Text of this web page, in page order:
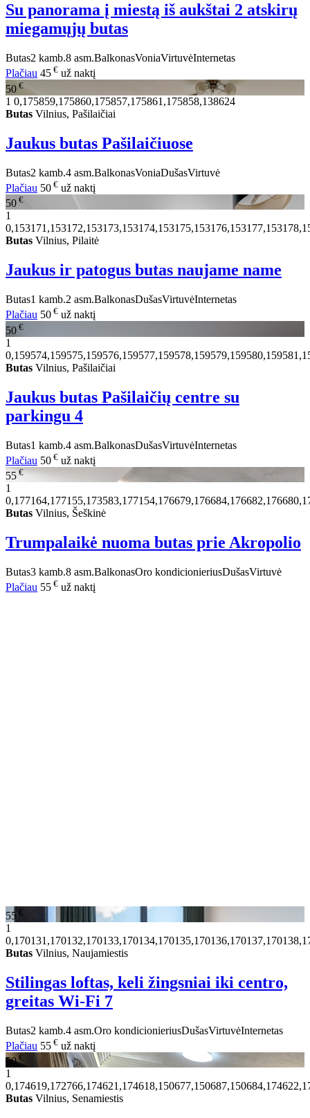
Su panorama į miestą iš aukštai 2 atskirų
miegamųjų butas
Butas2 kamb.8 asm.BalkonasVoniaVirtuvėInternetas
Plačiau 45 € už naktį
50 €
1 0,175859,175860,175857,175861,175858,138624
Butas Vilnius, Pašilaičiai
Jaukus butas Pašilaičiuose
Butas2 kamb.4 asm.BalkonasVoniaDušasVirtuvė
Plačiau 50 € už naktį
50 €
1
Butas Vilnius, Pilaitė
Jaukus ir patogus butas naujame name
Butas1 kamb.2 asm.BalkonasDušasVirtuvėInternetas
Plačiau 50 € už naktį
50 €
1
Butas Vilnius, Pašilaičiai
Jaukus butas Pašilaičių centre su
parkingu 4
Butas1 kamb.4 asm.BalkonasDušasVirtuvėInternetas
Plačiau 50 € už naktį
55€
1
Butas Vilnius, Šeškinė
Trumpalaikė nuoma butas prie Akropolio
Butas3 kamb.8 asm.BalkonasOro kondicionieriusDušasVirtuvė
Plačiau 55 € už naktį
55 €
1
Butas Vilnius, Naujamiestis
Stilingas loftas, keli žingsniai iki centro,
greitas Wi-Fi 7
Butas2 kamb.4 asm.Oro kondicionieriusDušasVirtuvėInternetas
Plačiau 55 € už naktį
50 €
1
Butas Vilnius, Senamiestis